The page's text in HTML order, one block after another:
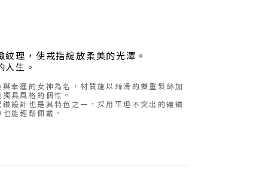
紋理，使戒指綻放柔美的光澤。
人生。
幸運的女神為名，材質施以絲滑的雙重髮絲加
具風格的個性。
設計也是其特色之一，採用平坦不突出的鑲鑽
能輕鬆佩戴。